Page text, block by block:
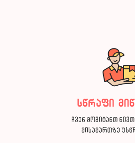
სწრაფი
ჩვენ მოგიტანთ
მისამართზე